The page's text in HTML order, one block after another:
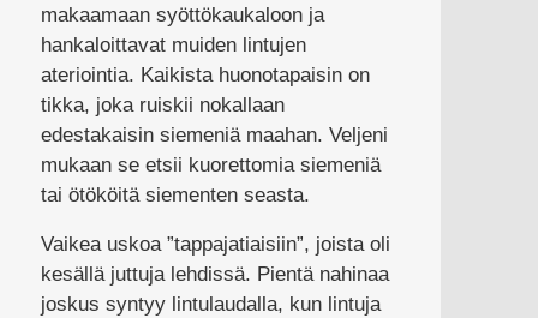
makaamaan syöttökaukaloon ja
hankaloittavat muiden lintujen
ateriointia. Kaikista huonotapaisin on
tikka, joka ruiskii nokallaan
edestakaisin siemeniä maahan. Veljeni
mukaan se etsii kuorettomia siemeniä
tai ötököitä siementen seasta.
Vaikea uskoa ”tappajatiaisiin”, joista oli
kesällä juttuja lehdissä. Pientä nahinaa
joskus syntyy lintulaudalla, kun lintuja